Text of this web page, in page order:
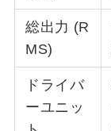
総出力 (R
MS)
ドライバ
ーユニッ